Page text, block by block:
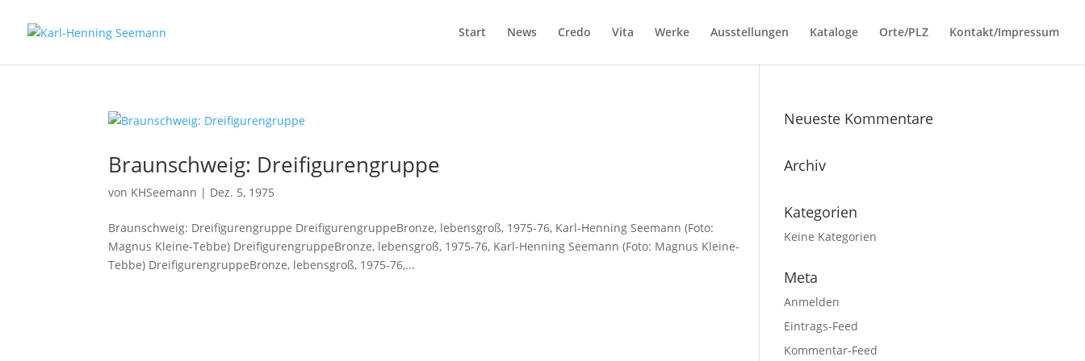
Start News Credo Vita Werke Ausstellungen Kataloge Orte/PLZ Kontakt/Impressum
Braunschweig: Dreifigurengruppe
von KHSeemann | Dez. 5, 1975
Braunschweig: Dreifigurengruppe DreifigurengruppeBronze, lebensgroß, 1975-76, Karl-Henning Seemann (Foto:
Magnus Kleine-Tebbe) DreifigurengruppeBronze, lebensgroß, 1975-76, Karl-Henning Seemann (Foto: Magnus Kleine-
Tebbe) DreifigurengruppeBronze, lebensgroß, 1975-76,...
Neueste Kommentare
Archiv
Kategorien
Keine Kategorien
Meta
Anmelden
Eintrags-Feed
Kommentar-Feed